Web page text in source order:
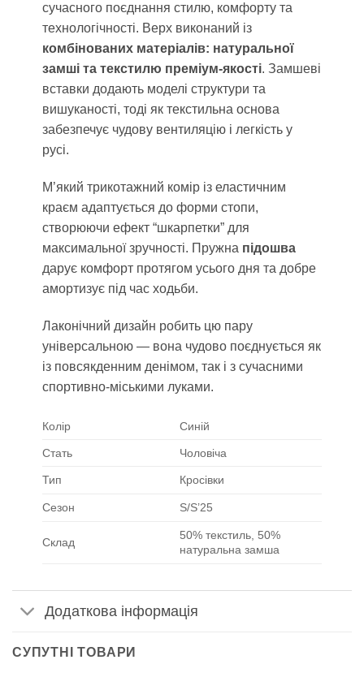
сучасного поєднання стилю, комфорту та
технологічності. Верх виконаний із
комбінованих матеріалів: натуральної
замші та текстилю преміум-якості. Замшеві
вставки додають моделі структури та
вишуканості, тоді як текстильна основа
забезпечує чудову вентиляцію і легкість у
русі.
М’який трикотажний комір із еластичним
краєм адаптується до форми стопи,
створюючи ефект “шкарпетки” для
максимальної зручності. Пружна підошва
дарує комфорт протягом усього дня та добре
амортизує під час ходьби.
Лаконічний дизайн робить цю пару
універсальною — вона чудово поєднується як
із повсякденним денімом, так і з сучасними
спортивно-міськими луками.
Колір Синій
Стать Чоловіча
Тип Кросівки
Сезон S/S’25
Склад
50% текстиль, 50%
натуральна замша
Додаткова інформація
СУПУТНІ ТОВАРИ